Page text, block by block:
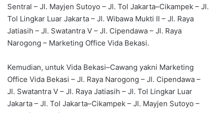
Sentral – Jl. Mayjen Sutoyo – Jl. Tol Jakarta–Cikampek – Jl.
Tol Lingkar Luar Jakarta – Jl. Wibawa Mukti II – Jl. Raya
Jatiasih – Jl. Swatantra V – Jl. Cipendawa – Jl. Raya
Narogong – Marketing Office Vida Bekasi.
Kemudian, untuk Vida Bekasi–Cawang yakni Marketing
Office Vida Bekasi – Jl. Raya Narogong – Jl. Cipendawa –
Jl. Swatantra V – Jl. Raya Jatiasih – Jl. Tol Lingkar Luar
Jakarta – Jl. Tol Jakarta–Cikampek – Jl. Mayjen Sutoyo –